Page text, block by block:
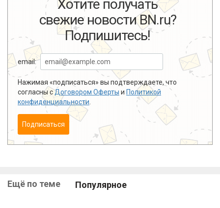
Хотите получать
свежие новости BN.ru?
Подпишитесь!
email:
Нажимая «подписаться» вы подтверждаете, что
согласны сДоговором Оферты и Политикой
конфиденциальности
Подписаться
Ещё по теме Популярное